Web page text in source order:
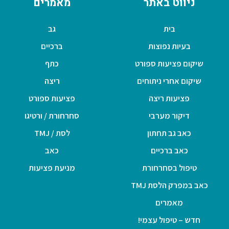
בית
בעיות נפוצות
שיקום פציעות ספורט
שיקום אחרי ניתוחים
פציעות ריצה
דיקור מערבי
כאב גב תחתון
כאב ברכיים
טיפול בסחרחורת
כאב במפרק הלסת TMJ
מאמרים
חדש – טיפול עצמי!
גב
ברכיים
כתף
ריצה
פציעות ספורט
סחרחורת / ורטיגו
לסת / TMJ
כאב
מניעת פציעות